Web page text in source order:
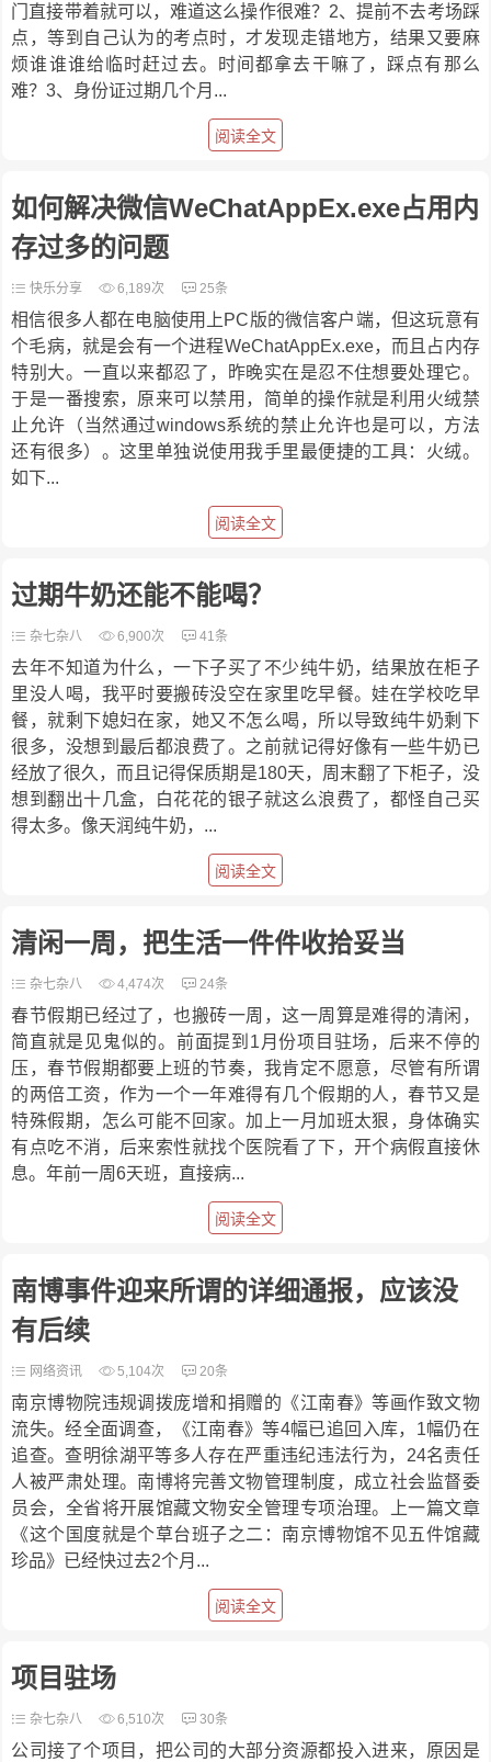
门直接带着就可以，难道这么操作很难？2、提前不去考场踩
点，等到自己认为的考点时，才发现走错地方，结果又要麻
烦谁谁谁给临时赶过去。时间都拿去干嘛了，踩点有那么
难？3、身份证过期几个月...
阅读全文
如何解决微信WeChatAppEx.exe占用内
存过多的问题
快乐分享 6,189次 25条
相信很多人都在电脑使用上PC版的微信客户端，但这玩意有
个毛病，就是会有一个进程WeChatAppEx.exe，而且占内存
特别大。一直以来都忍了，昨晚实在是忍不住想要处理它。
于是一番搜索，原来可以禁用，简单的操作就是利用火绒禁
止允许（当然通过windows系统的禁止允许也是可以，方法
还有很多）。这里单独说使用我手里最便捷的工具：火绒。
如下...
阅读全文
过期牛奶还能不能喝？
杂七杂八 6,900次 41条
去年不知道为什么，一下子买了不少纯牛奶，结果放在柜子
里没人喝，我平时要搬砖没空在家里吃早餐。娃在学校吃早
餐，就剩下媳妇在家，她又不怎么喝，所以导致纯牛奶剩下
很多，没想到最后都浪费了。之前就记得好像有一些牛奶已
经放了很久，而且记得保质期是180天，周末翻了下柜子，没
想到翻出十几盒，白花花的银子就这么浪费了，都怪自己买
得太多。像天润纯牛奶，...
阅读全文
清闲一周，把生活一件件收拾妥当
杂七杂八 4,474次 24条
春节假期已经过了，也搬砖一周，这一周算是难得的清闲，
简直就是见鬼似的。前面提到1月份项目驻场，后来不停的
压，春节假期都要上班的节奏，我肯定不愿意，尽管有所谓
的两倍工资，作为一个一年难得有几个假期的人，春节又是
特殊假期，怎么可能不回家。加上一月加班太狠，身体确实
有点吃不消，后来索性就找个医院看了下，开个病假直接休
息。年前一周6天班，直接病...
阅读全文
南博事件迎来所谓的详细通报，应该没
有后续
网络资讯 5,104次 20条
南京博物院违规调拨庞增和捐赠的《江南春》等画作致文物
流失。经全面调查，《江南春》等4幅已追回入库，1幅仍在
追查。查明徐湖平等多人存在严重违纪违法行为，24名责任
人被严肃处理。南博将完善文物管理制度，成立社会监督委
员会，全省将开展馆藏文物安全管理专项治理。上一篇文章
《这个国度就是个草台班子之二：南京博物馆不见五件馆藏
珍品》已经快过去2个月...
阅读全文
项目驻场
杂七杂八 6,510次 30条
公司接了个项目，把公司的大部分资源都投入进来，原因是